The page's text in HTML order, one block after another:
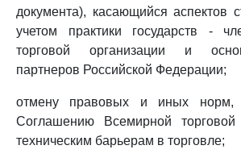
документа), касающийся аспектов
учетом практики государств -
торговой организации и
партнеров Российской Федерации;
отмену правовых и иных норм,
Соглашению Всемирной торговой
техническим барьерам в торговле;